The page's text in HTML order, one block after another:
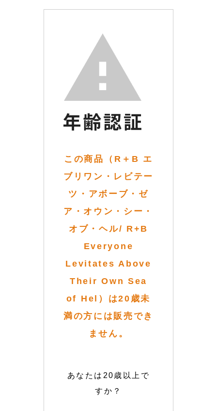
この商品（R＋B エ
ブリワン・レビテー
ツ・アボーブ・ゼ
ア・オウン・シー・
オブ・ヘル/ R+B
Everyone
Levitates Above
Their Own Sea
of Hel）は20歳未
満の方には販売でき
ません。
あなたは20歳以上で
すか？